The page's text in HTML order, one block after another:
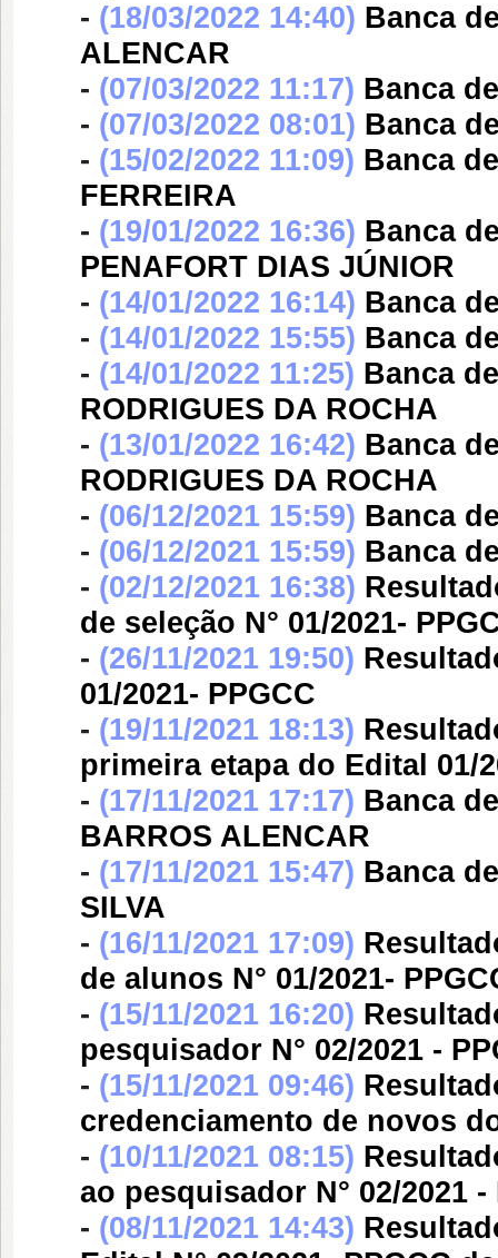
- (18/03/2022 14:40) Banca
ALENCAR
- (07/03/2022 11:17) Banca
- (07/03/2022 08:01) Banca
- (15/02/2022 11:09) Banca
FERREIRA
- (19/01/2022 16:36) Banca
PENAFORT DIAS JÚNIOR
- (14/01/2022 16:14) Banca
- (14/01/2022 15:55) Banca
- (14/01/2022 11:25) Banca
RODRIGUES DA ROCHA
- (13/01/2022 16:42) Banca
RODRIGUES DA ROCHA
- (06/12/2021 15:59) Banca
- (06/12/2021 15:59) Banca
- (02/12/2021 16:38)
de seleção N° 01/2021-
- (26/11/2021 19:50)
01/2021- PPGCC
- (19/11/2021 18:13)
primeira etapa do Edital 01/
- (17/11/2021 17:17) Banca
BARROS ALENCAR
- (17/11/2021 15:47) Banca
SILVA
- (16/11/2021 17:09)
de alunos N° 01/2021-
- (15/11/2021 16:20)
pesquisador N° 02/2021 -
- (15/11/2021 09:46)
credenciamento de novos
- (10/11/2021 08:15)
ao pesquisador N° 02/2021 -
- (08/11/2021 14:43)